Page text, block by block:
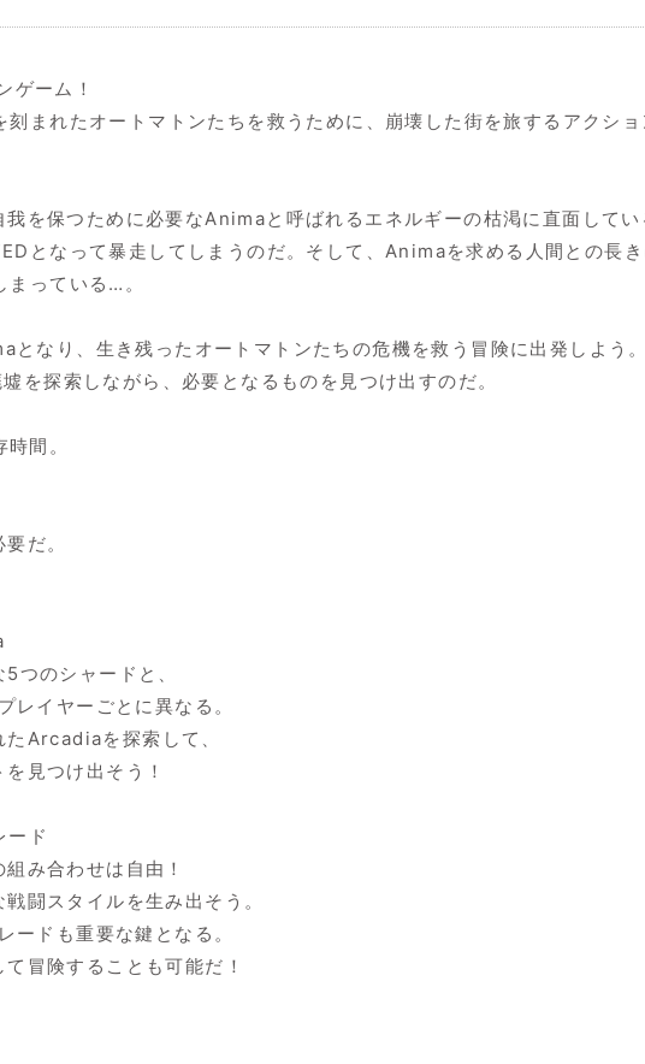
ゲーム！
まれたオートマトンたちを救うために、崩壊した街を旅するアクショ
を保つために必要なAnimaと呼ばれるエネルギーの枯渇に直面して
となって暴走してしまうのだ。そして、Animaを求める人間との長
っている…。
となり、生き残ったオートマトンたちの危機を救う冒険に出発しよう
を探索しながら、必要となるものを見つけ出すのだ。
間。
だ。
つのシャードと、
イヤーごとに異なる。
Arcadiaを探索して、
見つけ出そう！
ード
み合わせは自由！
闘スタイルを生み出そう。
ドも重要な鍵となる。
冒険することも可能だ！